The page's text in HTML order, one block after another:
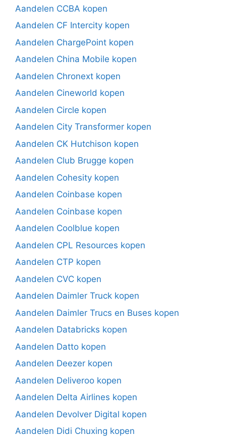
Aandelen CCBA kopen
Aandelen CF Intercity kopen
Aandelen ChargePoint kopen
Aandelen China Mobile kopen
Aandelen Chronext kopen
Aandelen Cineworld kopen
Aandelen Circle kopen
Aandelen City Transformer kopen
Aandelen CK Hutchison kopen
Aandelen Club Brugge kopen
Aandelen Cohesity kopen
Aandelen Coinbase kopen
Aandelen Coinbase kopen
Aandelen Coolblue kopen
Aandelen CPL Resources kopen
Aandelen CTP kopen
Aandelen CVC kopen
Aandelen Daimler Truck kopen
Aandelen Daimler Trucs en Buses kopen
Aandelen Databricks kopen
Aandelen Datto kopen
Aandelen Deezer kopen
Aandelen Deliveroo kopen
Aandelen Delta Airlines kopen
Aandelen Devolver Digital kopen
Aandelen Didi Chuxing kopen